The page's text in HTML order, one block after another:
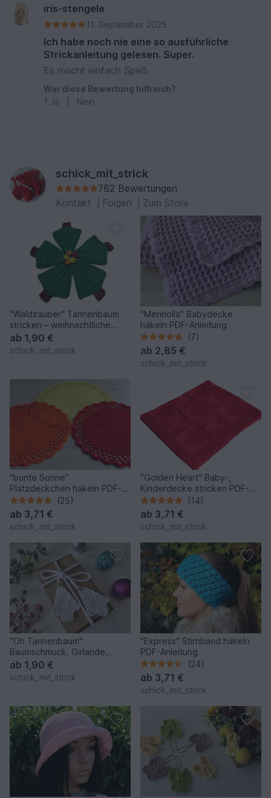
iris-stengele
11. September 2025
Ich habe noch nie eine so ausführliche
Strickanleitung gelesen. Super.
Es macht einfach Spaß.
War diese Bewertung hilfreich?
1 Ja Nein
schick_mit_strick
762 Bewertungen
Kontakt
Folgen Zum Store
"Waldzauber" Tannenbaum
stricken – weihnachtliche
Deko in 3 Größen
ab 1,90 €
schick_mit_strick
"Merinolla" Babydecke
häkeln PDF-Anleitung
(7)
ab 2,85 €
schick_mit_strick
"bunte Sonne"
Platzdeckchen häkeln PDF-
Anleitung
(25)
ab 3,71 €
schick_mit_strick
"Golden Heart" Baby-,
Kinderdecke stricken PDF-
Anleitung
(14)
ab 3,71 €
schick_mit_strick
"Oh Tannenbaum"
Baumschmuck, Girlande,
Weihnachtsdeko stricken
ab 1,90 €
schick_mit_strick
"Express" Stirnband häkeln
PDF-Anleitung
(24)
ab 3,71 €
schick_mit_strick